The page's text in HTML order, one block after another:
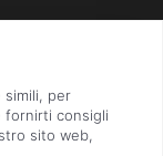
€ 800.000,00